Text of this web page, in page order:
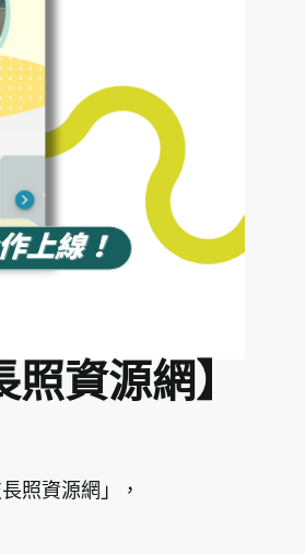
資源網】
照資源網」，